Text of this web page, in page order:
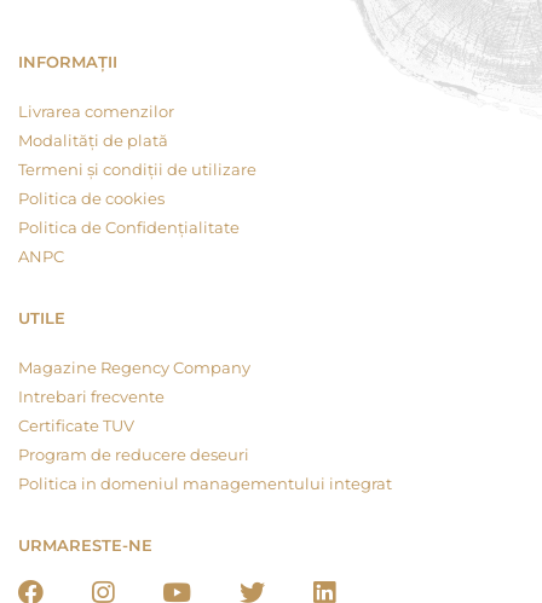
INFORMAȚII
Livrarea comenzilor
Modalități de plată
Termeni și condiții de utilizare
Politica de cookies
Politica de Confidențialitate
ANPC
UTILE
Magazine Regency Company
Intrebari frecvente
Certificate TUV
Program de reducere deseuri
Politica in domeniul managementului integrat
URMARESTE-NE